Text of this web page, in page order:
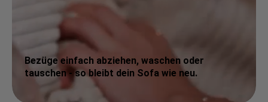
Bezüge einfach abziehen, waschen oder
tauschen - so bleibt dein Sofa wie neu.